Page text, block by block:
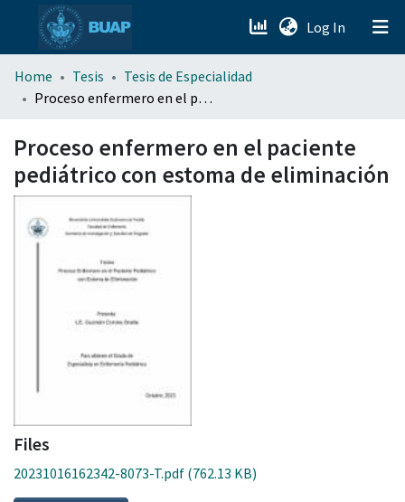
Log In (current)
menu.section.about_menu
Home Tesis
Tesis de Especialidad
Proceso enfermero en el paciente pediátrico con estoma de eliminación
Proceso enfermero en el paciente
pediátrico con estoma de eliminación
Files
20231016162342-8073-T.pdf (762.13 KB)